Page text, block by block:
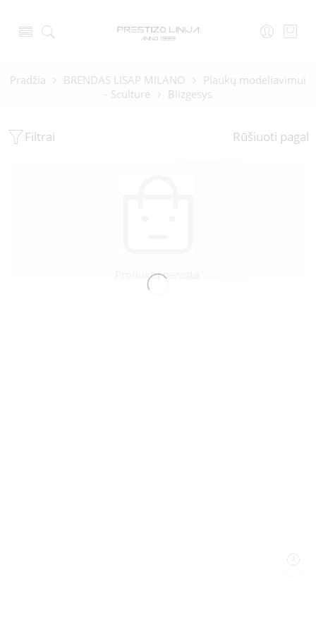
Pradžia BRENDAS LISAP MILANO
Plaukų modeliavimui
- Sculture
Blizgesys
Filtrai Rūšiuoti pagal
Produktų nerasta.